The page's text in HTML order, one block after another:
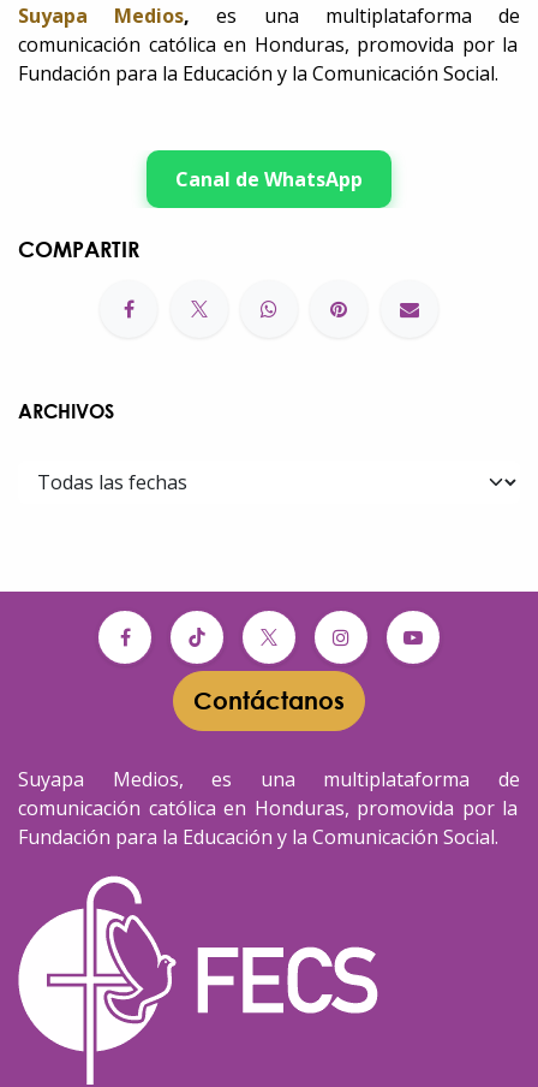
Suyapa Medios, es una multiplataforma de
comunicación católica en Honduras, promovida por la
Fundación para la Educación y la Comunicación Social.
Canal de WhatsApp
COMPARTIR
ARCHIVOS
Contáctanos​​
Suyapa Medios, es una multiplataforma de
comunicación católica en Honduras, promovida por la
Fundación para la Educación y la Comunicación Social.